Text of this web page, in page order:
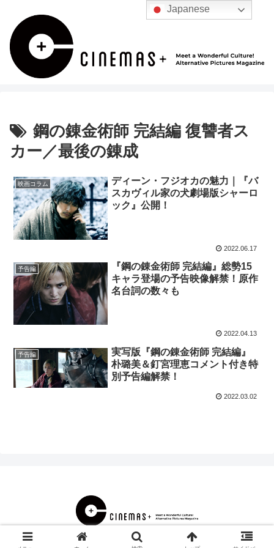
鋼の錬金術師 完結編 復讐者ス
カー／最後の錬成
映画コラム
ディーン・フジオカの魅力｜『バ
スカヴィル家の犬劇場版シャーロ
ック』公開！
2022.06.17
予告編
『鋼の錬金術師 完結編』総勢15
キャラ登場の予告映像解禁！原作
名台詞の数々も
2022.04.13
予告編
実写版『鋼の錬金術師 完結編』
朴璐美＆釘宮理恵コメント付き特
別予告編解禁！
2022.03.02
© 2000 CINEMAS＋.
Japanese